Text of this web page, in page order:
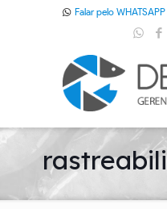
Falar pelo WHATSAPP